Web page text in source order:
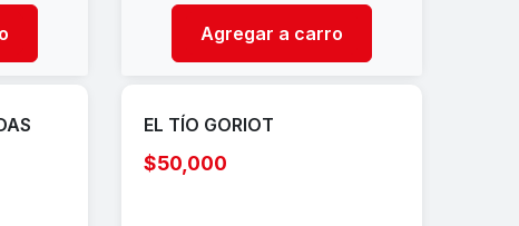
Agregar a carro
EL TÍO GORIOT
$50,000